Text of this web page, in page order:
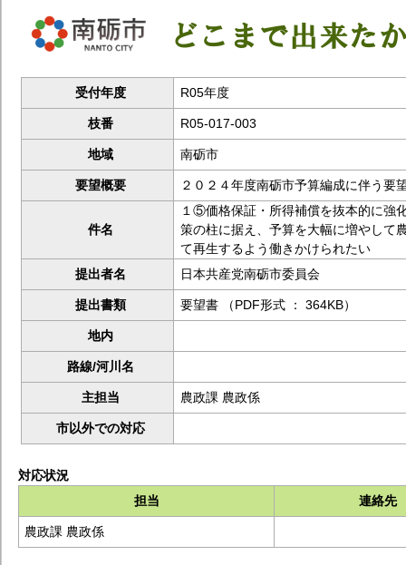
受付年度 R05年度
枝番 R05-017-003
地域 南砺市
要望概要 ２０２４年度南砺市予算編成に伴う要
件名
１⑤価格保証・所得補償を抜本的に強
策の柱に据え、予算を大幅に増やして
て再生するよう働きかけられたい
提出者名
日本共産党南砺市委員会
提出書類 要望書 （PDF形式 ： 364KB）
地内
路線/河川名
主担当 農政課 農政係
市以外での対応
対応状況
担当
連絡先
農政課 農政係